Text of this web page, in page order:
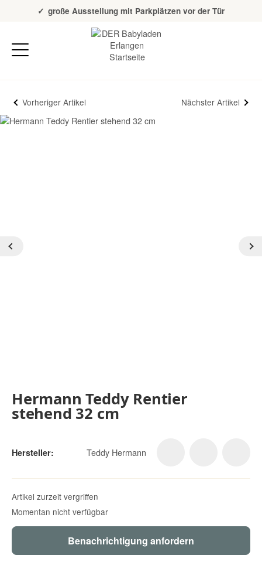
Über 20 Jahre Erfahrung
große Ausstellung mit Parkplätzen vor der Tür
Vorheriger Artikel Nächster Artikel
Hermann Teddy Rentier
stehend 32 cm
Hersteller: Teddy Hermann
Artikel zurzeit vergriffen
Momentan nicht verfügbar
Benachrichtigung anfordern